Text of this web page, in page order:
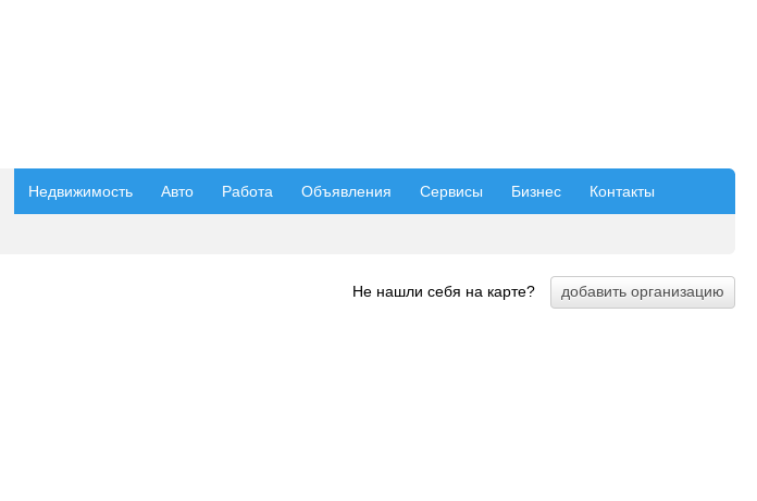
Недвижимость Авто Работа Объявления Сервисы Бизнес Контакты
Не нашли себя на карте?